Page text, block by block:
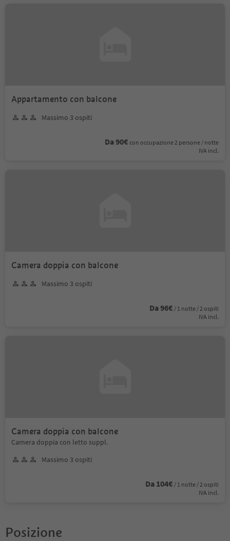
Appartamento con balcone
Massimo 3 ospiti
Da 90€ con occupazione 2 persone / notte
IVA incl.
Camera doppia con balcone
Massimo 3 ospiti
Da 96€ / 1 notte / 2 ospiti
IVA incl.
Camera doppia con balcone
Camera doppia con letto suppl.
Massimo 3 ospiti
Da 104€ / 1 notte / 2 ospiti
IVA incl.
Posizione